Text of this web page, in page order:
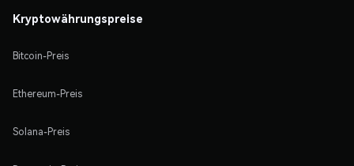
Kryptowährungspreise
Bitcoin-Preis
Ethereum-Preis
Solana-Preis